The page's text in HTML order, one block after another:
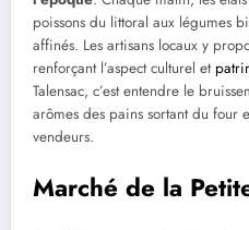
poissons du littoral aux légumes
affinés. Les artisans locaux y
renforçant l’aspect culturel et
Talensac, c’est entendre le
arômes des pains sortant du four
vendeurs.
Marché de la